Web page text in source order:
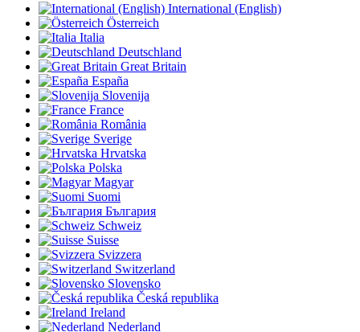
International (English)
Österreich
Italia
Deutschland
Great Britain
España
Slovenija
France
România
Sverige
Hrvatska
Polska
Magyar
Suomi
България
Schweiz
Suisse
Svizzera
Switzerland
Slovensko
Česká republika
Ireland
Nederland